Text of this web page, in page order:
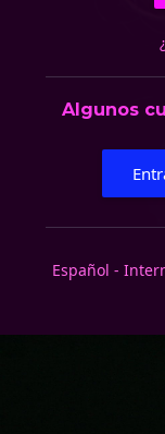
Algunos
Español -